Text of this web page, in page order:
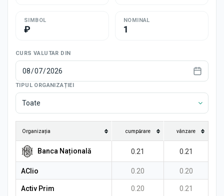
SIMBOL
₽
NOMINAL
1
CURS VALUTAR DIN
TIPUL ORGANIZAȚIEI
Toate
Organizația cumpărare vânzare
Banca Națională 0.21 0.21
AClio 0.20 0.20
Activ Prim 0.20 0.21